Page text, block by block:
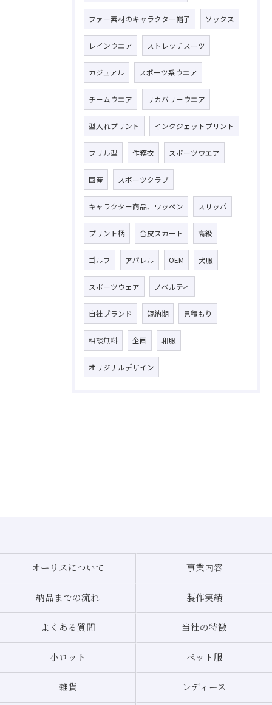
ファー素材のキャラクター帽子 ソックス
レインウエア ストレッチスーツ
カジュアル スポーツ系ウエア
チームウエア リカバリーウエア
型入れプリント インクジェットプリント
フリル型 作務衣 スポーツウエア
国産 スポーツクラブ
キャラクター商品、ワッペン スリッパ
プリント柄 合皮スカート 高級
ゴルフ アパレル OEM 犬服
スポーツウェア ノベルティ
自社ブランド 短納期 見積もり
相談無料 企画 和服
オリジナルデザイン
オーリスについて 事業内容
納品までの流れ 製作実績
よくある質問 当社の特徴
小ロット ペット服
雑貨 レディース